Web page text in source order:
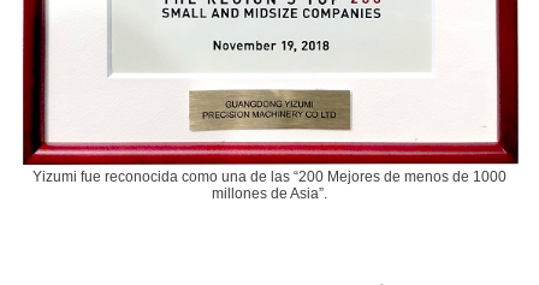
Yizumi fue reconocida como una de las “200 Mejores de menos de 1000
millones de Asia”.